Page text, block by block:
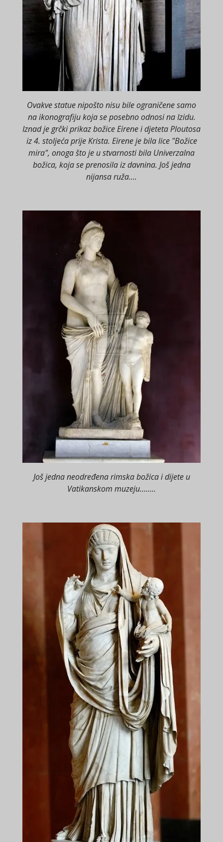
Ovakve statue nipošto nisu bile ograničene samo
na ikonografiju koja se posebno odnosi na Izidu.
Iznad je grčki prikaz božice Eirene i djeteta Ploutosa
iz 4. stoljeća prije Krista. Eirene je bila lice "Božice
mira", onoga što je u stvarnosti bila Univerzalna
božica, koja se prenosila iz davnina. Još jedna
nijansa ruža....
Još jedna neodređena rimska božica i dijete u
Vatikanskom muzeju……..